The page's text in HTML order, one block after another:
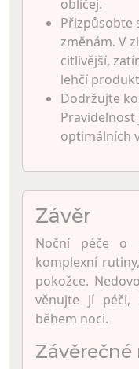
obličej.
Přizpůsobte
změnám. V
citlivější,
lehčí
Dodržujte
Pravidelnost
optimálních
Závěr
Noční péče o
komplexní
pokožce.
věnujte jí péči,
během noci.
Závěrečné